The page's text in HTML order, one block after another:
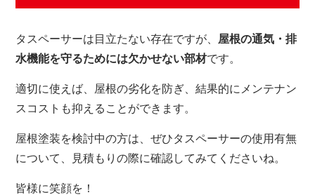
タスペーサーは目立たない存在ですが、 屋根の通気・排
水機能を守るためには欠かせない部材です。
適切に使えば、屋根の劣化を防ぎ、結果的にメンテナン
スコストも抑えることができます。
屋根塗装を検討中の方は、ぜひタスペーサーの使用有無
について、見積もりの際に確認してみてくださいね。
皆様に笑顔を！